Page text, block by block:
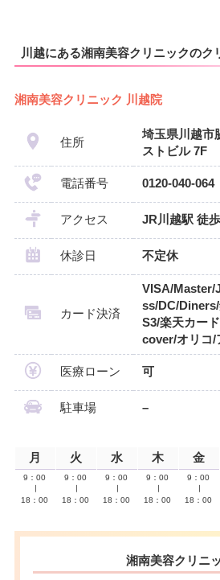
川越にある湘南美容クリニックのク
湘南美容クリニック 川越院
住所
埼玉県川越市
ストビル 7F
電話番号 0120-040-064
アクセス JR川越駅 徒
休診日 不定休
カード決済
VISA/Master/
ss/DC/
S3/楽天カー
cover/オリコ/
医療ローン 可
駐車場 –
月 火 水 木 金
9：00
18：00
9：00
18：00
9：00
18：00
9：00
18：00
9：00
18：00
湘南美容クリニ